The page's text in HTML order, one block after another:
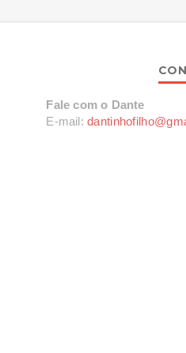
Fale com o Dante
E-mail: